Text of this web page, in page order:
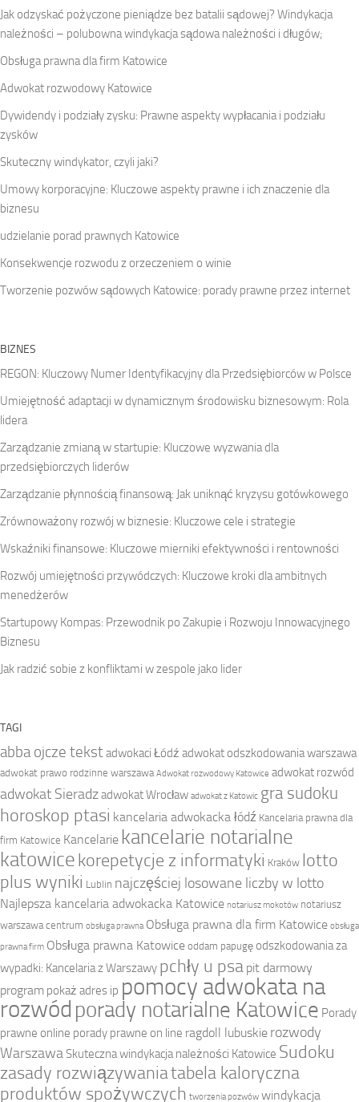
Jak odzyskać pożyczone pieniądze bez batalii sądowej? Windykacja
należności – polubowna windykacja sądowa należności i długów;
Obsługa prawna dla firm Katowice
Adwokat rozwodowy Katowice
Dywidendy i podziały zysku: Prawne aspekty wypłacania i podziału
zysków
Skuteczny windykator, czyli jaki?
Umowy korporacyjne: Kluczowe aspekty prawne i ich znaczenie dla
biznesu
udzielanie porad prawnych Katowice
Konsekwencje rozwodu z orzeczeniem o winie
Tworzenie pozwów sądowych Katowice: porady prawne przez internet
BIZNES
REGON: Kluczowy Numer Identyfikacyjny dla Przedsiębiorców w Polsce
Umiejętność adaptacji w dynamicznym środowisku biznesowym: Rola
lidera
Zarządzanie zmianą w startupie: Kluczowe wyzwania dla
przedsiębiorczych liderów
Zarządzanie płynnością finansową: Jak uniknąć kryzysu gotówkowego
Zrównoważony rozwój w biznesie: Kluczowe cele i strategie
Wskaźniki finansowe: Kluczowe mierniki efektywności i rentowności
Rozwój umiejętności przywódczych: Kluczowe kroki dla ambitnych
menedżerów
Startupowy Kompas: Przewodnik po Zakupie i Rozwoju Innowacyjnego
Biznesu
Jak radzić sobie z konfliktami w zespole jako lider
TAGI
abba ojcze tekstadwokaci Łódź adwokat odszkodowania warszawa
adwokat prawo rodzinne warszawa Adwokat rozwodowy Katowice adwokat rozwód
adwokat Sieradzadwokat Wrocław adwokat z Katowic gra sudoku
horoskop ptasi kancelaria adwokacka łódź Kancelaria prawna dla
firm Katowice Kancelarie kancelarie notarialne
katowice korepetycje z informatyki Kraków lotto
plus wyniki Lublin najczęściej losowane liczby w lotto
Najlepsza kancelaria adwokacka Katowice notariusz mokotów notariusz
warszawa centrum obsługa prawna Obsługa prawna dla firm Katowice obsługa
prawna firm Obsługa prawna Katowice oddam papugę odszkodowania za
wypadki: Kancelaria z Warszawy pchły u psa pit darmowy
program pokaż adres ip pomocy adwokata na
rozwód porady notarialne Katowice Porady
prawne online porady prawne on line ragdoll lubuskie rozwody
Warszawa Skuteczna windykacja należności Katowice Sudoku
zasady rozwiązywaniatabela kaloryczna
produktów spożywczych tworzenia pozwów windykacja